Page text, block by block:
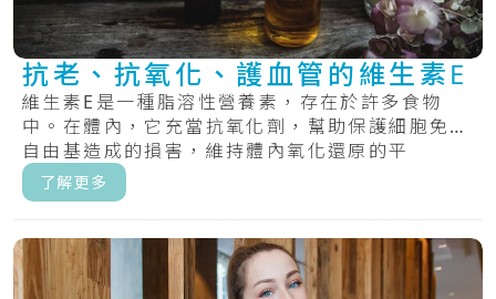
抗老、抗氧化、護血管的維生素E
維生素E是一種脂溶性營養素，存在於許多食物
中。在體內，它充當抗氧化劑，幫助保護細胞免受
自由基造成的損害，維持體內氧化還原的平
衡。.....
了解更多